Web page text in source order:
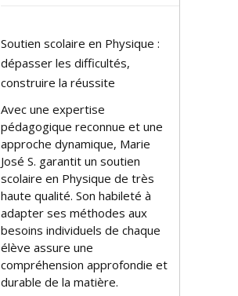
Soutien scolaire en Physique :
dépasser les difficultés,
construire la réussite
Avec une expertise
pédagogique reconnue et une
approche dynamique, Marie
José S. garantit un soutien
scolaire en Physique de très
haute qualité. Son habileté à
adapter ses méthodes aux
besoins individuels de chaque
élève assure une
compréhension approfondie et
durable de la matière.